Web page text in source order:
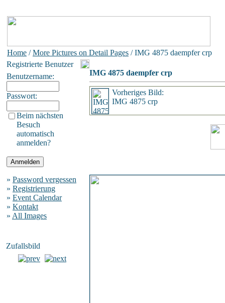
Home /More Pictures on Detail Pages / IMG 4875 daempfer crp
Registrierte Benutzer
Benutzername:
Passwort:
Beim nächsten
Besuch
automatisch
anmelden?
» Password vergessen
» Registrierung
» Event Calendar
» Kontakt
» All Images
Zufallsbild
IMG 4875 daempfer crp
Vorheriges Bild:
IMG 4875 crp